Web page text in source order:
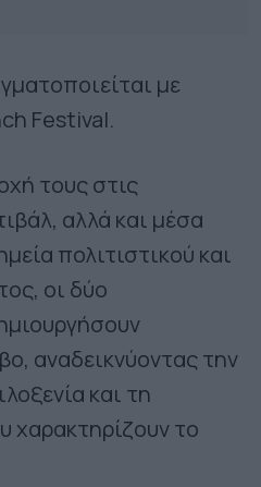
με
Festival.
τους στις
αλλά και μέσα
πολιτιστικού και
οι δύο
αναδεικνύοντας την
και τη
χαρακτηρίζουν το